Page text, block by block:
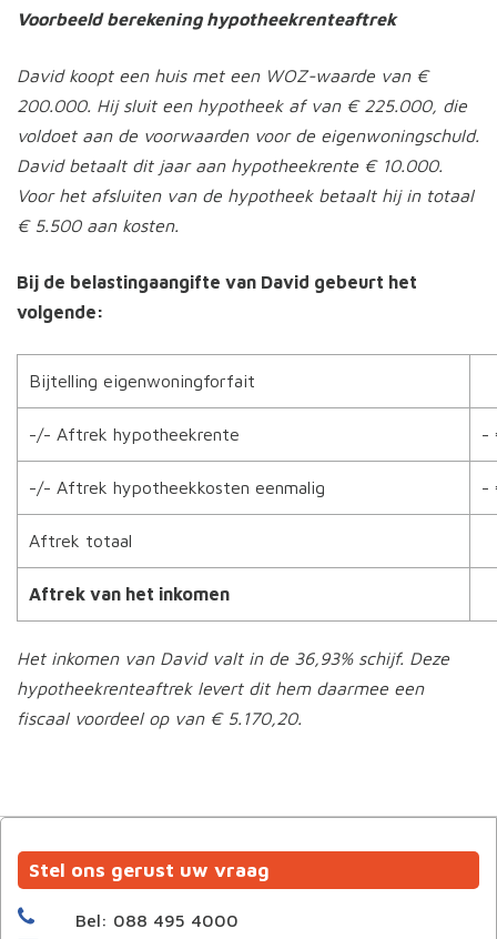
Voorbeeld berekening hypotheekrenteaftrek
David koopt een huis met een WOZ-waarde van €
200.000. Hij sluit een hypotheek af van € 225.000, die
voldoet aan de voorwaarden voor de eigenwoningschuld.
David betaalt dit jaar aan hypotheekrente € 10.000.
Voor het afsluiten van de hypotheek betaalt hij in totaal
€ 5.500 aan kosten.
Bij de belastingaangifte van David gebeurt het
volgende:
Bijtelling eigenwoningforfait
-/- Aftrek hypotheekrente -
-/- Aftrek hypotheekkosten eenmalig -
Aftrek totaal
Aftrek van het inkomen
Het inkomen van David valt in de 36,93% schijf. Deze
hypotheekrenteaftrek levert dit hem daarmee een
fiscaal voordeel op van € 5.170,20.
Stel ons gerust uw vraag
Bel: 088 495 4000